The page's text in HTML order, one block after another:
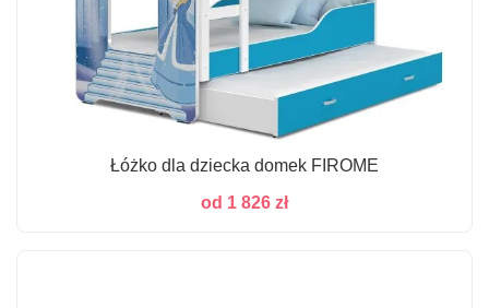
Łóżko dla dziecka domek FIROME
od 1 826 zł